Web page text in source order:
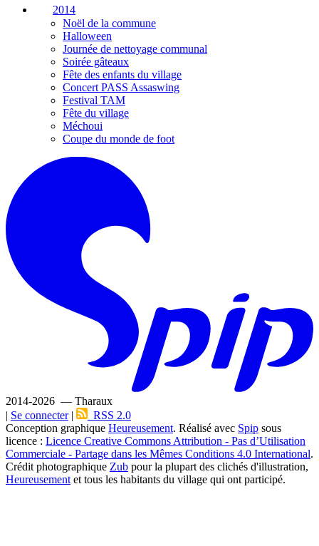
2014
Noël de la commune
Halloween
Journée de nettoyage communal
Soirée gâteaux
Fête des enfants du village
Concert PASS Assaswing
Festival TAM
Fête du village
Méchoui
Coupe du monde de foot
2014-2026 — Tharaux
| Se connecter|
RSS 2.0
Conception graphique Heureusement. Réalisé avec Spip sous
licence : Licence Creative Commons Attribution - Pas d’Utilisation
Commerciale - Partage dans les Mêmes Conditions 4.0 International.
Crédit photographique Zub pour la plupart des clichés d'illustration,
Heureusement et tous les habitants du village qui ont participé.